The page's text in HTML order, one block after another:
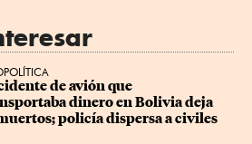
de avión que
dinero en Bolivia deja
policía dispersa a civiles